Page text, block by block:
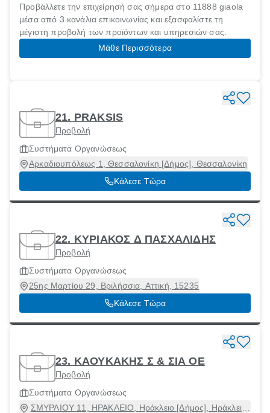
Προβάλλετε την επιχείρησή σας σήμερα στο 11888 giaola
μέσα από 3 κανάλια επικοινωνίας και εξασφαλίστε τη
μέγιστη προβολή των προϊόντων και υπηρεσιών σας.
Μάθε Περισσότερα
21. PRAKSIS
Προβολή
Συστήματα Οργανώσεως
Αρκαδιουπόλεως 1, Θεσσαλονίκη [Δήμος], Θεσσαλονίκη
Κάλεσε Τώρα
22. ΚΥΡΙΑΚΟΣ Δ ΠΑΣΧΑΛΙΔΗΣ
Προβολή
Συστήματα Οργανώσεως
25ης Μαρτίου 29, Βριλήσσια, Αττική, 15235
Κάλεσε Τώρα
23. ΚΑΟΥΚΑΚΗΣ Σ & ΣΙΑ ΟΕ
Προβολή
Συστήματα Οργανώσεως
ΣΜΥΡΛΙΟΥ 11, ΗΡΑΚΛΕΙΟ, Ηράκλειο [Δήμος], Ηράκλειο,